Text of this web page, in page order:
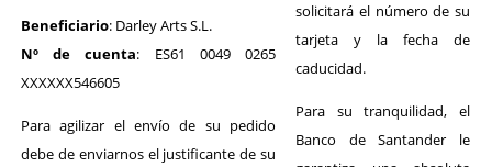
Beneficiario: Darley Arts S.L.
Nº de cuenta: ES61 0049 0265
XXXXXX546605
Para agilizar el envío de su pedido
debe de enviarnos el justificante de su
solicitará el número de su
tarjeta y la fecha de
caducidad.
Para su tranquilidad, el
Banco de Santander le